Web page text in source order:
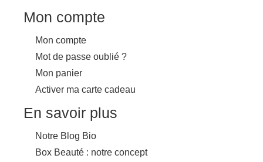
Mon compte
Mon compte
Mot de passe oublié ?
Mon panier
Activer ma carte cadeau
En savoir plus
Notre Blog Bio
Box Beauté : notre concept